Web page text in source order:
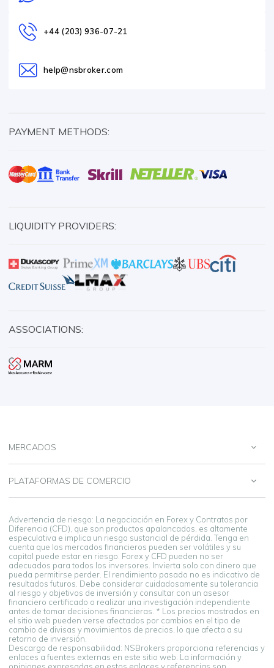
+44 (203) 936-07-21
help@nsbroker.com
PAYMENT METHODS:
LIQUIDITY PROVIDERS:
ASSOCIATIONS:
MERCADOS
PLATAFORMAS DE COMERCIO
Advertencia de riesgo: La negociación en Forex y Contratos por
Diferencia (CFD), que son productos apalancados, es altamente
especulativa e implica un riesgo sustancial de pérdida. Tenga en
cuenta que los mercados financieros pueden ser volátiles y su
capital puede estar en riesgo. Forex y CFD pueden no ser
adecuados para todos los inversores. Invierta solo con dinero que
pueda permitirse perder. El rendimiento pasado no es indicativo de
resultados futuros. Debe considerar cuidadosamente su tolerancia
al riesgo y objetivos de inversión y consultar con un asesor
financiero certificado o realizar una investigación independiente
antes de tomar decisiones financieras. * Los precios mostrados en
el sitio web pueden verse afectados por cambios en el tipo de
cambio de divisas y movimientos de precios, lo que afecta a su
retorno de inversión.
Descargo de responsabilidad: NSBrokers proporciona referencias y
enlaces a fuentes externas en este sitio web. La información y